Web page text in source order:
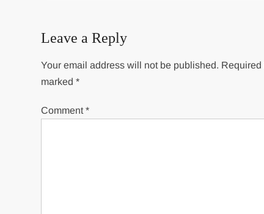
Leave a Reply
Your email address will not be published. Required
marked*
Comment*